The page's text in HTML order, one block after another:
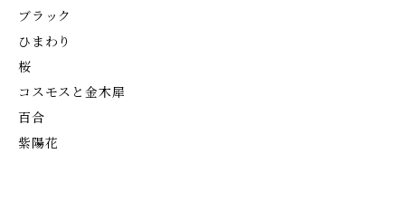
ブラック
ひまわり
桜
コスモスと金木犀
百合
紫陽花